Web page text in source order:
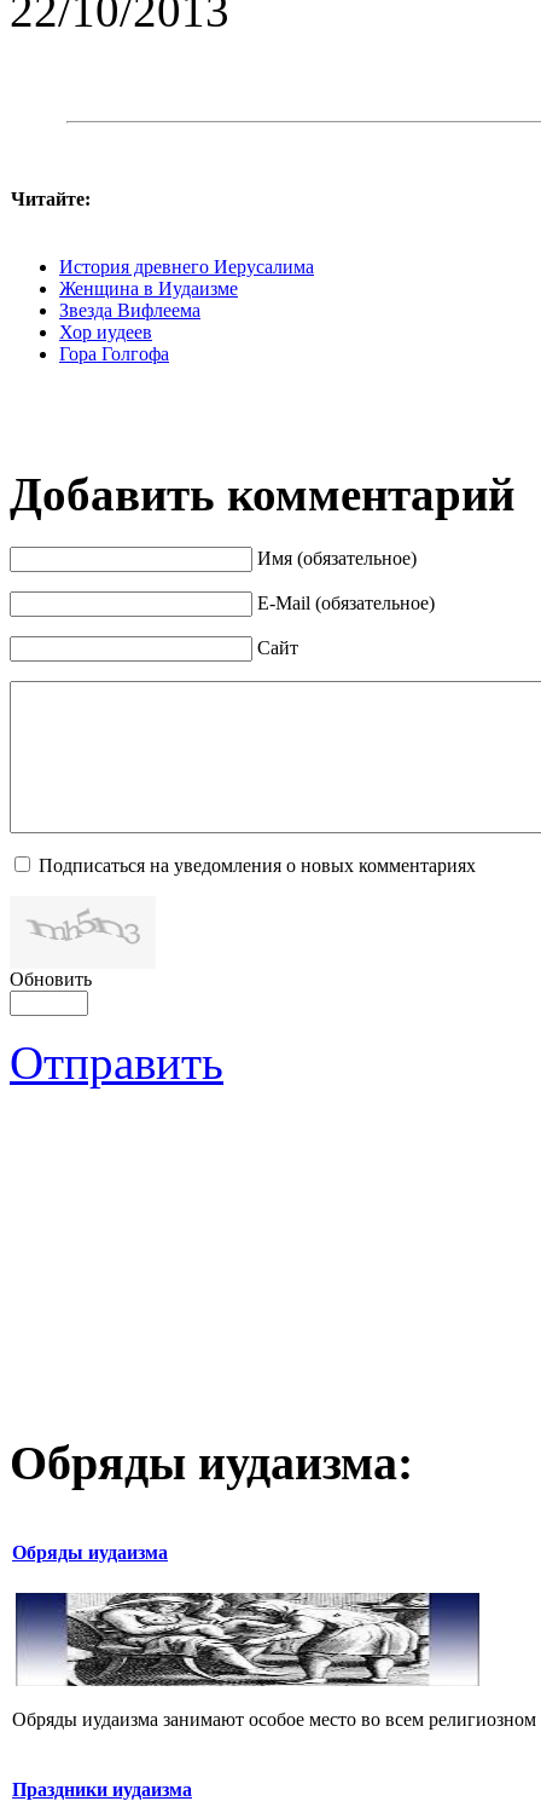
22/10/2013
Читайте:
История древнего Иерусалима
Женщина в Иудаизме
Звезда Вифлеема
Хор иудеев
Гора Голгофа
Добавить комментарий
Имя (обязательное)
E-Mail (обязательное)
Сайт
Подписаться на уведомления о новых комментариях
Обновить
Отправить
Обряды иудаизма:
Обряды иудаизма
Обряды иудаизма занимают особое место во всем
Праздники иудаизма